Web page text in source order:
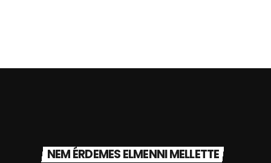
NEM ÉRDEMES ELMENNI MELLETTE